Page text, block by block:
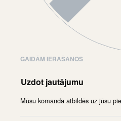
GAIDĀM IERAŠANOS
Uzdot jautājumu
Mūsu komanda atbildēs uz jūsu